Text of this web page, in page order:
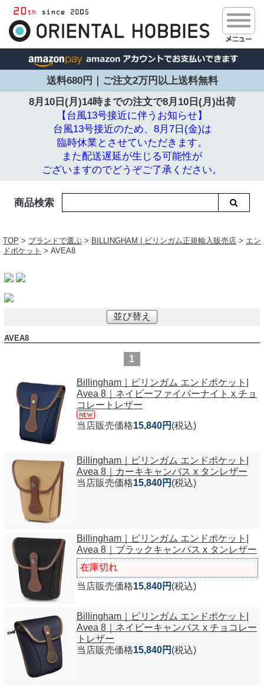
送料680円｜ご注文2万円以上送料無料
8月10日(月)14時までの注文で8月10日(月)出荷
【台風13号接近に伴うお知らせ】
台風13号接近のため、8月7日(金)は
臨時休業とさせていただきます。
また配送遅延が生じる可能性が
ございますのでどうぞご了承ください。
商品検索
TOP > ブランドで選ぶ > BILLINGHAM | ビリンガム正規輸入販売店 > エン
ドポケット > AVEA8
並び替え
AVEA8
1
Billingham｜ビリンガム エンドポケット|
Avea 8｜ネイビーファイバーナイト x チョ
コレートレザー
当店販売価格15,840円 (税込)
Billingham｜ビリンガム エンドポケット|
Avea 8｜カーキキャンバス x タンレザー
当店販売価格15,840円 (税込)
Billingham｜ビリンガム エンドポケット|
Avea 8｜ブラックキャンバス x タンレザー
在庫切れ
当店販売価格15,840円 (税込)
Billingham｜ビリンガム エンドポケット|
Avea 8｜ネイビーキャンバス x チョコレー
トレザー
当店販売価格15,840円 (税込)